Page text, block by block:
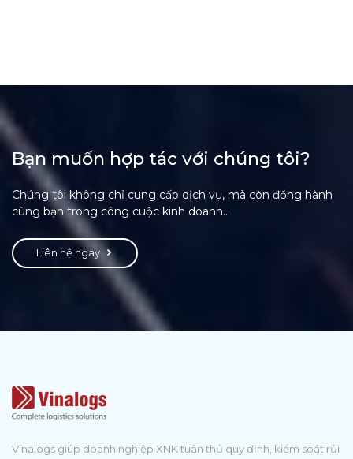
Bạn muốn hợp tác với chúng tôi?
Chúng tôi không chỉ cung cấp dịch vụ, mà còn đồng hành
cùng bạn trong công cuộc kinh doanh...
Liên hệ ngay
Vinalogs giúp doanh nghiệp XNK tuân thủ quy định, kiểm soát rủi